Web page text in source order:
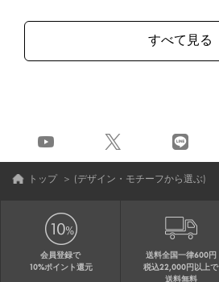
トップ ＞ (デザイン・モチーフから選ぶ)
会員登録で
10%ポイント還元
送料全国一律600円
税込22,000円以上で
送料無料